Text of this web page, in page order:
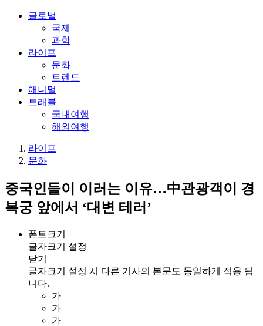
글로벌
국제
과학
라이프
문화
트렌드
애니멀
트래블
국내여행
해외여행
라이프
문화
중국인들이 이러는 이유…中관광객이 경
복궁 앞에서 ‘대변 테러’
폰트크기
글자크기 설정
닫기
글자크기 설정 시 다른 기사의 본문도 동일하게 적용 됩
니다.
가
가
가